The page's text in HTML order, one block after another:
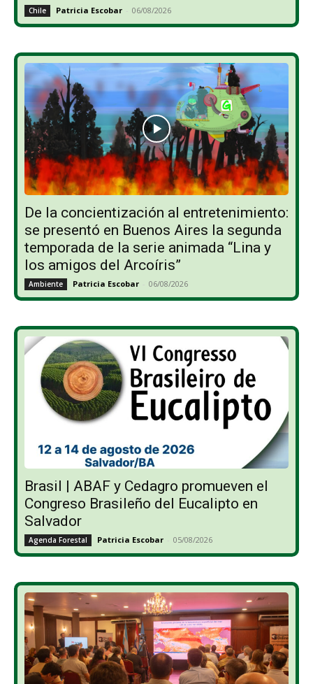
Chile Patricia Escobar - 06/08/2026
De la concientización al entretenimiento:
se presentó en Buenos Aires la segunda
temporada de la serie animada “Lina y
los amigos del Arcoíris”
Ambiente Patricia Escobar - 06/08/2026
Brasil | ABAF y Cedagro promueven el
Congreso Brasileño del Eucalipto en
Salvador
Agenda Forestal Patricia Escobar - 05/08/2026